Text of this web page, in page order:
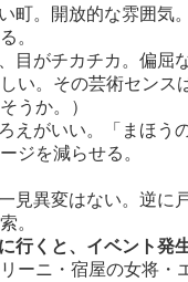
町。開放的な雰囲気
。
目がチカチカ。偏屈
い。その芸術センス
うか。）
えがいい。「まほう
ジを減らせる。
見異変はない。逆に
。
行くと、イベント発生
ーニ・宿屋の女将・